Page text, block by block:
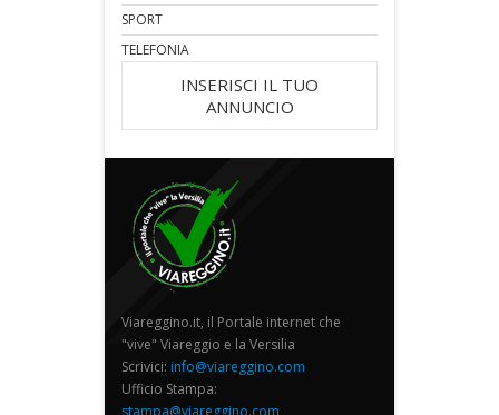
SPORT
TELEFONIA
INSERISCI IL TUO
ANNUNCIO
Viareggino.it, il Portale internet che
"vive" Viareggio e la Versilia
Scrivici: info@viareggino.com
Ufficio Stampa:
stampa@viareggino.com